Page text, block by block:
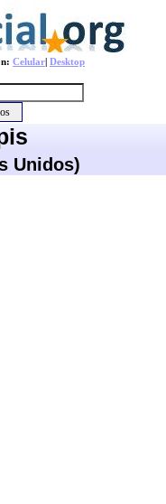
Celular| Desktop
Unidos)